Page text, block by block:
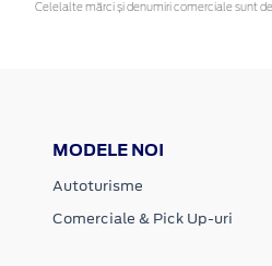
Celelalte mărci și denumiri comerciale sunt
MODELE NOI
Autoturisme
Comerciale & Pick Up-uri